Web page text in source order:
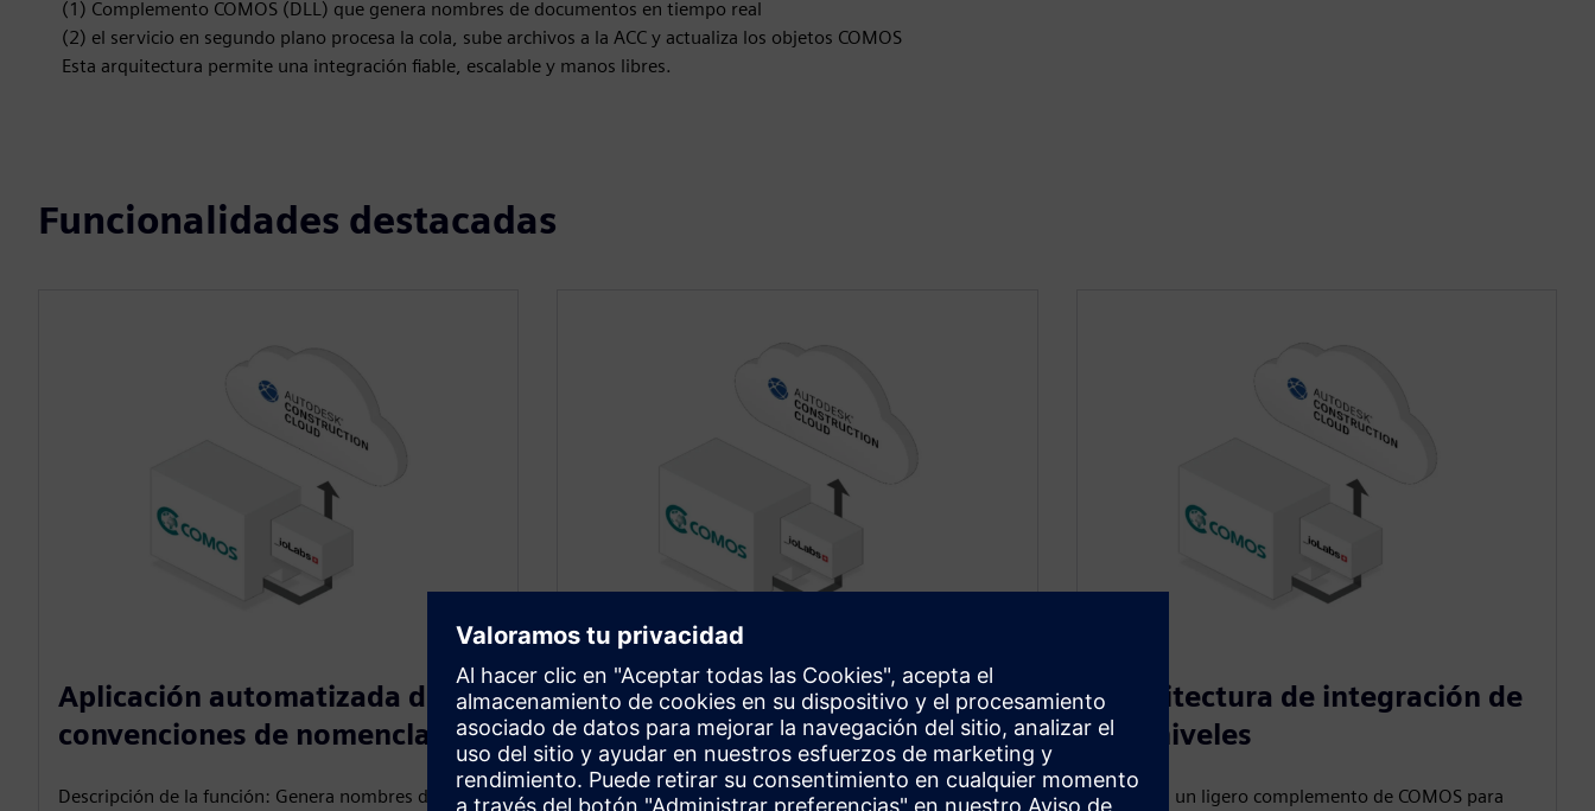
(1) Complemento COMOS (DLL) que genera nombres de documentos en tiempo real
(2) el servicio en segundo plano procesa la cola, sube archivos a la ACC y actualiza los objetos COMOS
Esta arquitectura permite una integración fiable, escalable y manos libres.
Funcionalidades destacadas
Aplicación automatizada de
convenciones de nomenclatura
Descripción de la función: Genera nombres de
Subidas asincrónicas en
segundo plano a ACC
Un servicio en segundo plano carga
Arquitectura de integración de
dos niveles
Combina un ligero complemento de COMOS para